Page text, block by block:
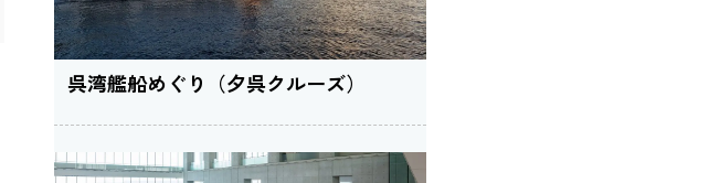
呉湾艦船めぐり（夕呉クルーズ）